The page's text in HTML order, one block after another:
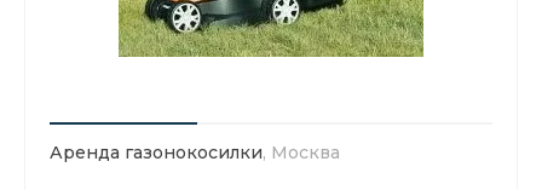
Аренда газонокосилки, Москва